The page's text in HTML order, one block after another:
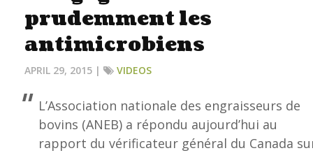
prudemment les
antimicrobiens
APRIL 29, 2015 | VIDEOS
L’Association nationale des engraisseurs de
bovins (ANEB) a répondu aujourd’hui au
rapport du vérificateur général du Canada